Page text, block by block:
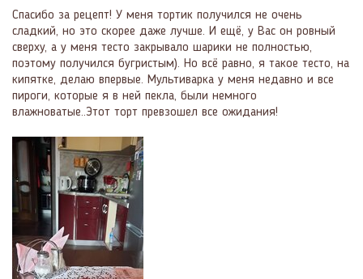
Спасибо за рецепт! У меня тортик получился не очень
сладкий, но это скорее даже лучше. И ещё, у Вас он ровный
сверху, а у меня тесто закрывало шарики не полностью,
поэтому получился бугристым). Но всё равно, я такое тесто, на
кипятке, делаю впервые. Мультиварка у меня недавно и все
пироги, которые я в ней пекла, были немного
влажноватые..Этот торт превзошел все ожидания!